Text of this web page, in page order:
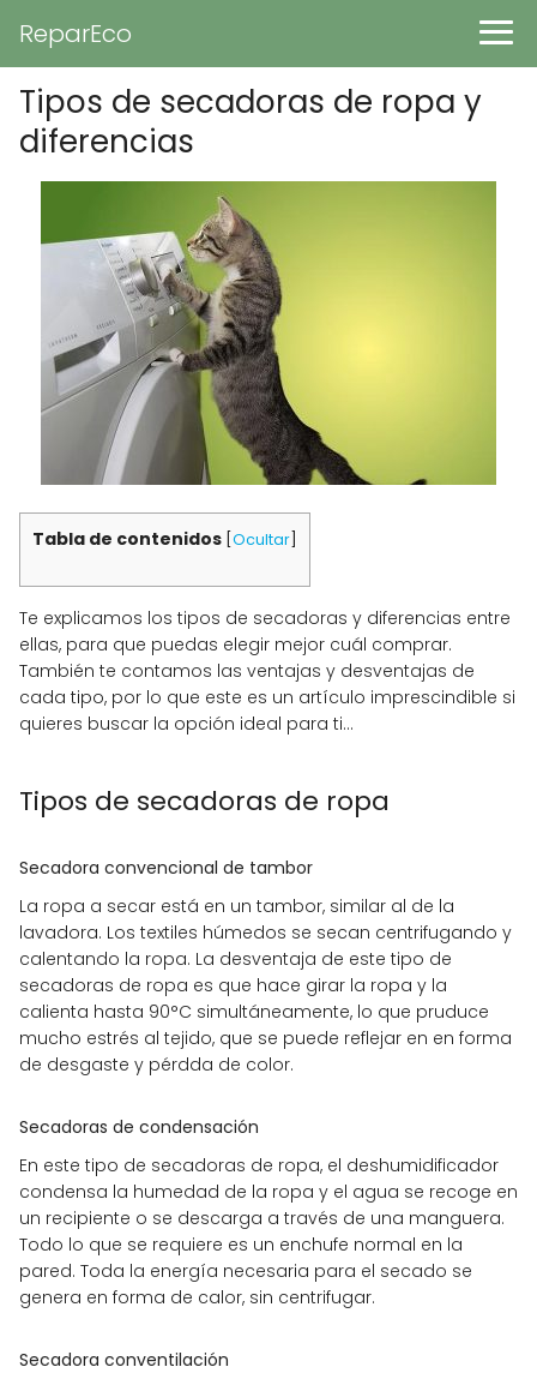
ReparEco
Tipos de secadoras de ropa y
diferencias
Tabla de contenidos Ocultar
Te explicamos los tipos de secadoras y diferencias entre
ellas, para que puedas elegir mejor cuál comprar.
También te contamos las ventajas y desventajas de
cada tipo, por lo que este es un artículo imprescindible si
quieres buscar la opción ideal para ti...
Tipos de secadoras de ropa
Secadora convencional de tambor
La ropa a secar está en un tambor, similar al de la
lavadora. Los textiles húmedos se secan centrifugando y
calentando la ropa. La desventaja de este tipo de
secadoras de ropa es que hace girar la ropa y la
calienta hasta 90°C simultáneamente, lo que pruduce
mucho estrés al tejido, que se puede reflejar en en forma
de desgaste y pérdda de color.
Secadoras de condensación
En este tipo de secadoras de ropa, el deshumidificador
condensa la humedad de la ropa y el agua se recoge en
un recipiente o se descarga a través de una manguera.
Todo lo que se requiere es un enchufe normal en la
pared. Toda la energía necesaria para el secado se
genera en forma de calor, sin centrifugar.
Secadora conventilación